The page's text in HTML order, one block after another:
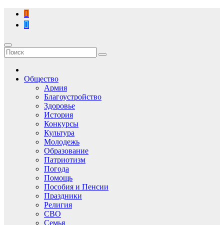
Перейти
содержимому
Общество
Армия
Благоустройство
Здоровье
История
Конкурсы
Культура
Молодежь
Образование
Патриотизм
Погода
Помощь
Пособия и Пенсии
Праздники
Религия
СВО
Семья